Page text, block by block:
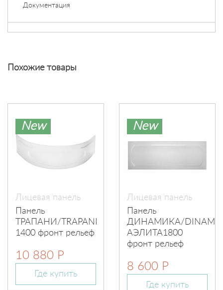
Документация
Похожие товары
New
Лицевая панель
Панель
ТРАПАНИ/TRAPANI
1400 фронт рельеф
10 880 Р
Где купить
New
Лицевая панель
Панель
ДИНАМИКА/
АЭЛИТА1800
фронт рельеф
8 600 Р
Где купить